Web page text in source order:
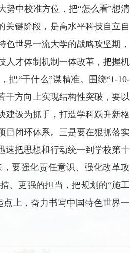
势中校准方位，把“怎么看”想清
关键阶段，是高水平科技自立自
世界一流大学的战略攻坚期，
人才体制机制一体改革，把握机
把“干什么”谋精准。围绕“1-10-
干方向上实现结构性突破，要以
建设为抓手，打造学科跃升新格
闭环体系。三是要在狠抓落实
速把思想和行动统一到学校第十
要强化责任意识、强化改革攻
、更强的担当，把规划的“施工
点上，奋力书写中国特色世界一